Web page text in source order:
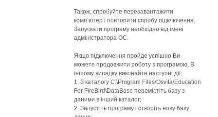
Також, спробуйте перезавантажити
комп’ютер і повторити спробу підключення.
Запускати програму необхідно від імені
адміністратора ОС.
Якщо підключення пройде успішно Ви
можете продовжити роботу з програмою, В
іншому випадку виконайте наступні дії:
1. З каталогу C:\Program Files\Osvita\Education
For FireBird\DataBase перемістіть базу з
даними в інший каталог;
2. Запустіть програму і створіть нову базу